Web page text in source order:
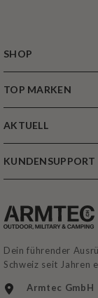
SHOP
TOP MARKEN
AKTUELL
KUNDENSUPPORT
Dein führender
Schweiz seit Jahren
Armtec GmbH